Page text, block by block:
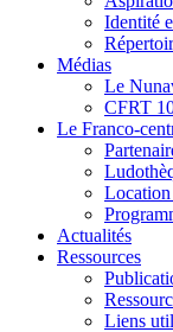
Identité
Médias
Le
CFRT
Le Franco-
Actualités
Ressources
Liens